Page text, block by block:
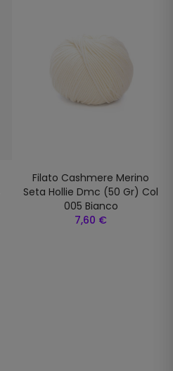
Filato Cashmere Merino
Seta Hollie Dmc (50 Gr) Col
005 Bianco
7,60 €